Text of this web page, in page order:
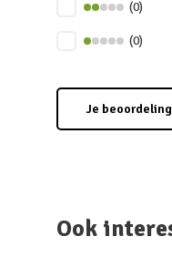
(0)
(0)
Je
Ook